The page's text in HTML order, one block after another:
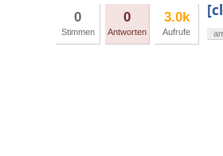
0
Stimmen
0
Antworten
3.0k
Aufrufe